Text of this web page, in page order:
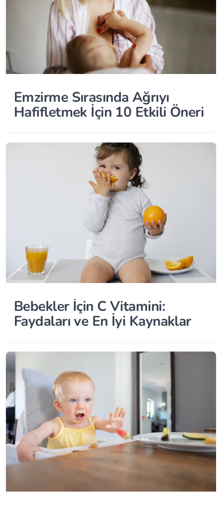
Emzirme Sırasında Ağrıyı
Hafifletmek İçin 10 Etkili Öneri
Bebekler İçin C Vitamini:
Faydaları ve En İyi Kaynaklar